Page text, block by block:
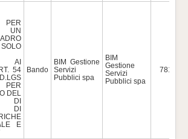
PER
UN
AI
54
DEL
DI
DI
E
Bando
BIM Gestione
Servizi
Pubblici spa
BIM
Gestione
Servizi
Pubblici spa